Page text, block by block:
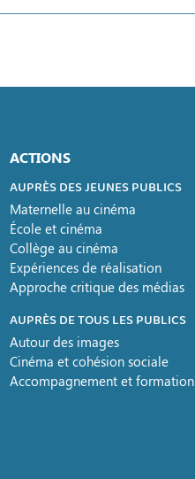
ACTIONS
AUPRÈS DES JEUNES PUBLICS
Maternelle au cinéma
École et cinéma
Collège au cinéma
Expériences de réalisation
Approche critique des médias
AUPRÈS DE TOUS LES PUBLICS
Autour des images
Cinéma et cohésion sociale
Accompagnement et formation